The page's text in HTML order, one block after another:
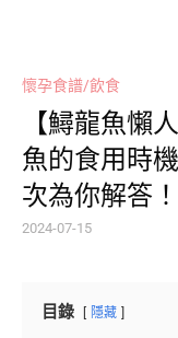
懷孕食譜/飲食
【鱘龍魚懶
魚的食用時
次為你解答！
2024-07-15
目錄 隱藏